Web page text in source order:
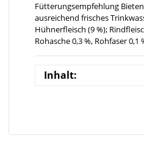
Fütterungsempfehlung
ausreichend frisches
Hühnerfleisch (9 %);
Rohasche 0,3 %, Rohfaser 0,1
Inhalt: